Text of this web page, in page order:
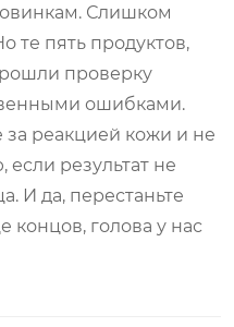
Слишком
те пять продуктов,
проверку
ошибками.
за реакцией кожи и не
если результат не
И да, перестаньте
концов, голова у нас